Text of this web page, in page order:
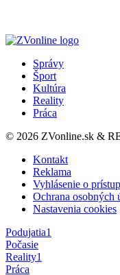
Správy
Šport
Kultúra
Reality
Práca
© 2026 ZVonline.sk &
Kontakt
Reklama
Vyhlásenie o
Ochrana osobných
Nastavenia cookies
Podujatia1
Počasie
Reality1
Práca